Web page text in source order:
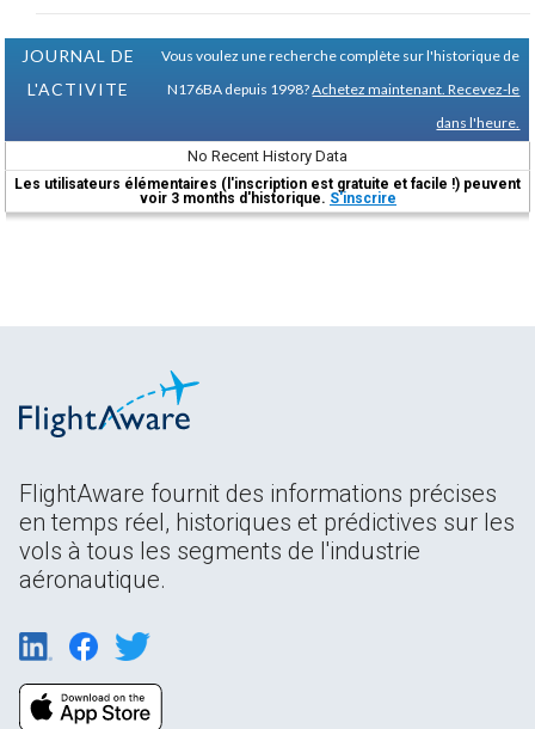
JOURNAL DE
L'ACTIVITE
Vous voulez une recherche complète sur l'historique de
N176BA depuis 1998?Achetez maintenant. Recevez-le
dans l'heure.
No Recent History Data
Les utilisateurs élémentaires (l'inscription est gratuite et facile !) peuvent
voir 3 months d'historique. S'inscrire
FlightAware fournit des informations précises
en temps réel, historiques et prédictives sur les
vols à tous les segments de l'industrie
aéronautique.